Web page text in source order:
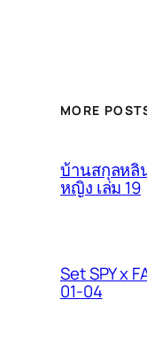
MORE
บ้านสกุลหลิ
หญิง เล่ม 19
Set SPY x
01-04